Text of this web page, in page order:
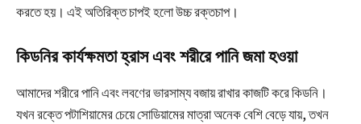
করতে হয়। এই অতিরিক্ত চাপই হলো উচ্চ রক্তচাপ।
কিডনির কার্যক্ষমতা হ্রাস এবং শরীরে পানি জমা হওয়া
আমাদের শরীরে পানি এবং লবণের ভারসাম্য বজায় রাখার কাজটি করে কিডনি।
যখন রক্তে পটাশিয়ামের চেয়ে সোডিয়ামের মাত্রা অনেক বেশি বেড়ে যায়, তখন